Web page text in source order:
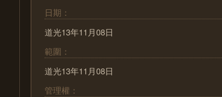
日期：
道光13年11月08日
範圍：
道光13年11月08日
管理權：